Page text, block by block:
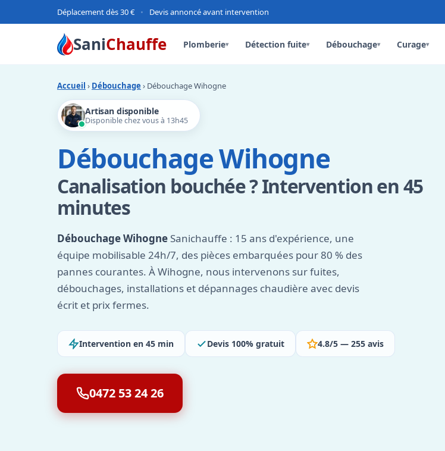
Déplacement dès 30 € • Devis annoncé avant intervention
SaniChauffe Plomberie▾ Détection fuite▾ Débouchage▾ Curage▾
Accueil › Débouchage › Débouchage Wihogne
Artisan disponible
Disponible chez vous à 13h45
Débouchage Wihogne
Canalisation bouchée ? Intervention en 45
minutes
Débouchage Wihogne Sanichauffe : 15 ans d'expérience, une
équipe mobilisable 24h/7, des pièces embarquées pour 80 % des
pannes courantes. À Wihogne, nous intervenons sur fuites,
débouchages, installations et dépannages chaudière avec devis
écrit et prix fermes.
Intervention en 45 min Devis 100% gratuit 4.8/5 — 255 avis
0472 53 24 26